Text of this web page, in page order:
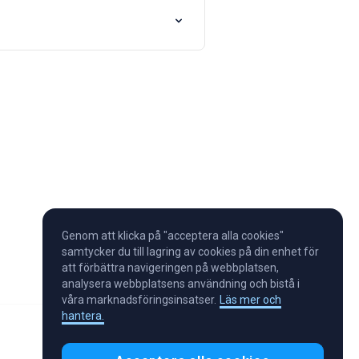
Genom att klicka på "acceptera alla cookies"
samtycker du till lagring av cookies på din enhet för
att förbättra navigeringen på webbplatsen,
analysera webbplatsens användning och bistå i
våra marknadsföringsinsatser. Läs mer och
hantera.